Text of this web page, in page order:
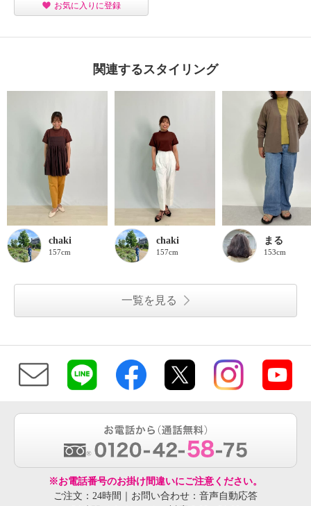
お気に入りに登録
関連するスタイリング
chaki
157cm
chaki
157cm
まる
153cm
一覧を見る
※お電話番号のお掛け間違いにご注意ください。
ご注文：24時間｜お問い合わせ：音声自動応答